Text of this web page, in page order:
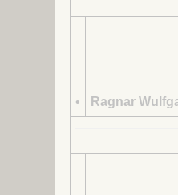
• Ragnar